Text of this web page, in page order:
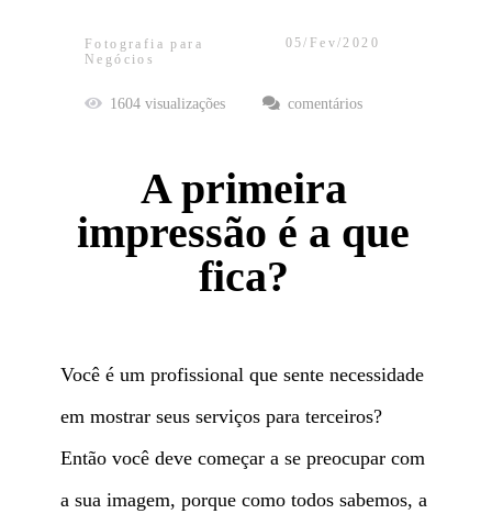
Fotografia para
Negócios
05/Fev/2020
A primeira
impressão é a que
fica?
1604visualizações comentários
Você é um profissional que sente necessidade
em mostrar seus serviços para terceiros?
Então você deve começar a se preocupar com
a sua imagem, porque como todos sabemos, a